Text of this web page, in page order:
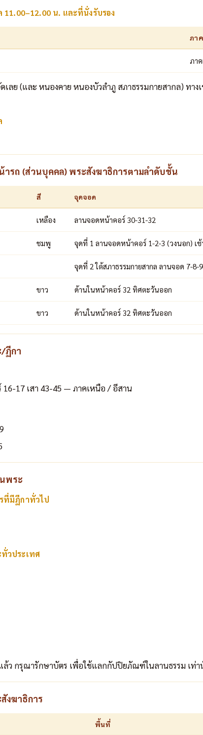
น. และที่นั่งรับรอง
ภาค
ภา
เลย (และ หนองคาย หนองบัวลำภู สภาธรรมกายสากล) ทาง
รถ (ส่วนบุคคล) พระสังฆาธิการตามลำดับชั้น
สี จุดจอด
เหลือง ลานจอดหน้าคอร์ 30-31-32
ชมพู จุดที่ 1 ลานจอดหน้าคอร์ 1-2-3 (วงนอก) เช้
จุดที่ 2 ใต้สภาธรรมกายสากล ลานจอด 7-8-
ขาว ด้านในหน้าคอร์ 32 ทิศตะวันออก
ขาว ด้านในหน้าคอร์ 32 ทิศตะวันออก
ฏีกา
16-17 เสา 43-45 — ภาคเหนือ / อีสาน
พระ
ที่มีฏีกาทั่วไป
วประเทศ
ล้ว กรุณารักษาบัตร เพื่อใช้แลกกัปปิยภัณฑ์ในลานธรรม เท่
งฆาธิการ
พื้นที่